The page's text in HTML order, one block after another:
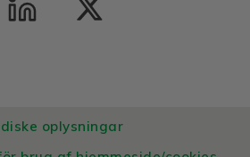
oplysningar